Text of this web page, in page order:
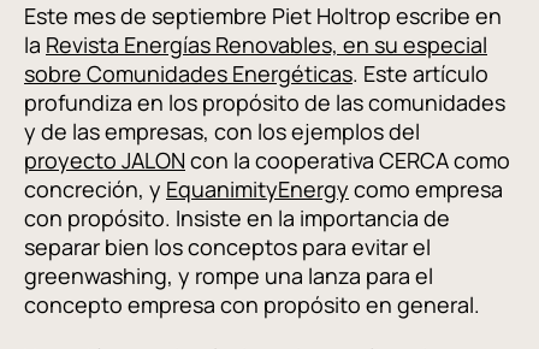
Este mes de septiembre Piet Holtrop escribe en
la Revista Energías Renovables, en su especial
sobre Comunidades Energéticas. Este artículo
profundiza en los propósito de las comunidades
y de las empresas, con los ejemplos del
proyecto JALON con la cooperativa CERCA como
concreción, y EquanimityEnergy como empresa
con propósito. Insiste en la importancia de
separar bien los conceptos para evitar el
greenwashing, y rompe una lanza para el
concepto empresa con propósito en general.